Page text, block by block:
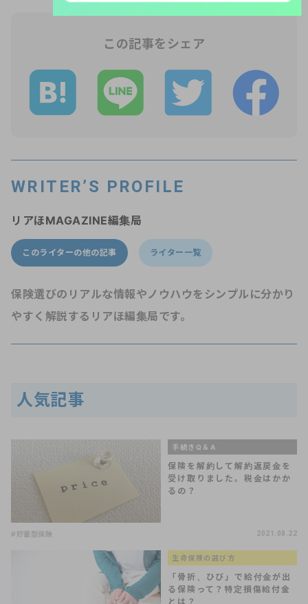
この記事をシェア
WRITER’S PROFILE
リアほMAGAZINE編集局
このライターの他の記事 ライター一覧
保険選びのリアルな情報やノウハウをシンプルに分かり
やすく解説するリアほ編集局です。
人気記事
手続きQ＆A
保険を解約して解約返戻金を
受け取りました。税金はかか
るの？
#貯蓄型保険 2021.08.22
生命保険の選び方
「骨折、ひび」で給付金が出
る保険って？特定損傷給付金
とは？